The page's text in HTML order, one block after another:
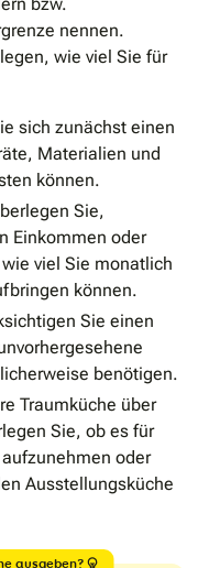
nennen.
wie viel Sie für
sich zunächst einen
Materialien und
können.
Sie,
Einkommen oder
viel Sie monatlich
können.
Sie einen
benötigen.
Traumküche über
Sie, ob es für
oder
Ausstellungsküche
ausgeben?